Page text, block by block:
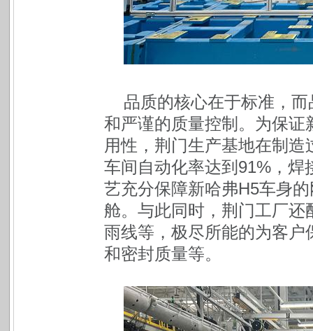
品质的核心在于标准，
和严谨的质量控制。为保
用性，荆门生产基地在制
车间自动化率达到91%，焊
艺充分保障新哈弗H5车身
舱。与此同时，荆门工厂
雨线等，极尽所能的为客
和密封质量等。